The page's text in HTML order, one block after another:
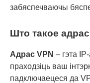
забяспечваючы
Што такое
Адрас VPN – гэта
праходзіць ваш
падключаецеся да